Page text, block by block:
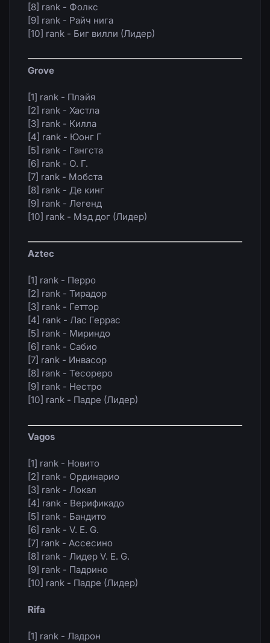
[8] rank - Фолкс
[9] rank - Райч нига
[10] rank - Биг вилли (Лидер)
Grove
[1] rank - Плэйя
[2] rank - Хастла
[3] rank - Килла
[4] rank - Юонг Г
[5] rank - Гангста
[6] rank - О. Г.
[7] rank - Мобста
[8] rank - Де кинг
[9] rank - Легенд
[10] rank - Мэд дог (Лидер)
Aztec
[1] rank - Перро
[2] rank - Тирадор
[3] rank - Геттор
[4] rank - Лас Геррас
[5] rank - Мириндо
[6] rank - Сабио
[7] rank - Инвасор
[8] rank - Тесореро
[9] rank - Нестро
[10] rank - Падре (Лидер)
Vagos
[1] rank - Новито
[2] rank - Ординарио
[3] rank - Локал
[4] rank - Верификадо
[5] rank - Бандито
[6] rank - V. E. G.
[7] rank - Ассесино
[8] rank - Лидер V. E. G.
[9] rank - Падрино
[10] rank - Падре (Лидер)
Rifa
[1] rank - Ладрон